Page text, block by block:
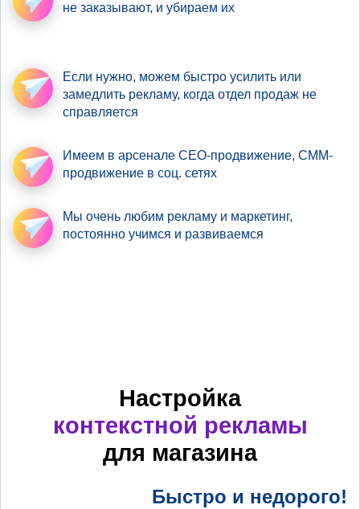
не заказывают, и убираем их
Если нужно, можем быстро усилить или
замедлить рекламу, когда отдел продаж не
справляется
Имеем в арсенале СЕО-продвижение, СММ-
продвижение в соц. сетях
Мы очень любим рекламу и маркетинг,
постоянно учимся и развиваемся
Настройка
контекстной рекламы
для магазина
Быстро и недорого!